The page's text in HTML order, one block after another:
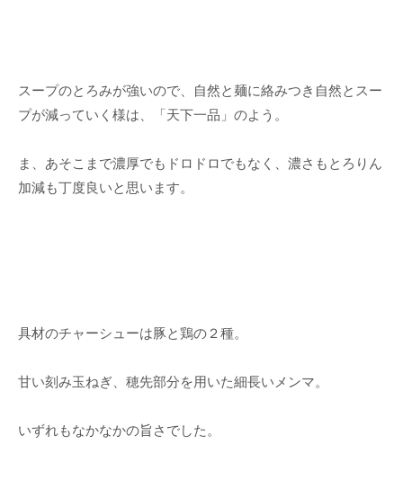
スープのとろみが強いので、自然と麺に絡みつき自然とスー
プが減っていく様は、「天下一品」のよう。
ま、あそこまで濃厚でもドロドロでもなく、濃さもとろりん
加減も丁度良いと思います。
具材のチャーシューは豚と鶏の２種。
甘い刻み玉ねぎ、穂先部分を用いた細長いメンマ。
いずれもなかなかの旨さでした。